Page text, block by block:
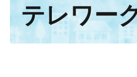
テレワー